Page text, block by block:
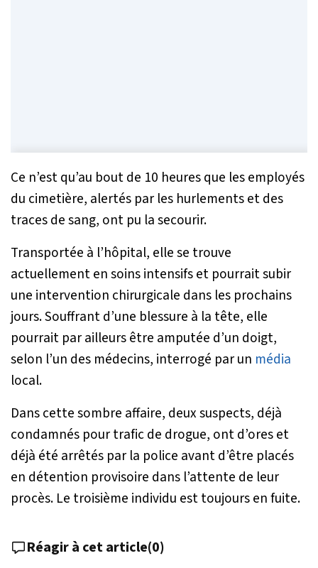
Ce n’est qu’au bout de 10 heures que les employés
du cimetière, alertés par les hurlements et des
traces de sang, ont pu la secourir.
Transportée à l’hôpital, elle se trouve
actuellement en soins intensifs et pourrait subir
une intervention chirurgicale dans les prochains
jours. Souffrant d’une blessure à la tête, elle
pourrait par ailleurs être amputée d’un doigt,
selon l’un des médecins, interrogé par un média
local.
Dans cette sombre affaire, deux suspects, déjà
condamnés pour trafic de drogue, ont d’ores et
déjà été arrêtés par la police avant d’être placés
en détention provisoire dans l’attente de leur
procès. Le troisième individu est toujours en fuite.
Réagir à cet article(0)